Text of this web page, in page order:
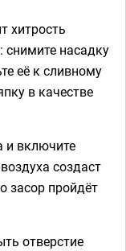
хитрость
насадку
её к сливному
в качестве
и включите
создаст
засор пройдёт
отверстие